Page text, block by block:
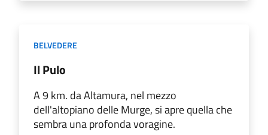
BELVEDERE
Il Pulo
A 9 km. da Altamura, nel mezzo
dell'altopiano delle Murge, si apre quella che
sembra una profonda voragine.